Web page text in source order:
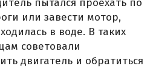
пытался проехать по
или завести мотор,
в воде. В таких
советовали
двигатель и обратиться